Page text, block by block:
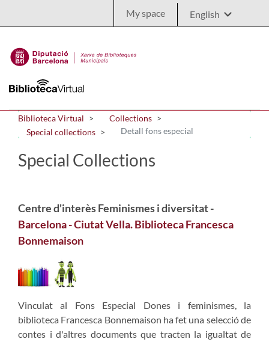
My space
Biblioteca Virtual
Collections
Special collections
Detall fons especial
Special Collections
Centre d'interès Feminismes i diversitat -
Barcelona - Ciutat Vella. Biblioteca Francesca
Bonnemaison
Vinculat al Fons Especial Dones i feminismes, la
biblioteca Francesca Bonnemaison ha fet una selecció de
contes i d'altres documents que tracten la igualtat de